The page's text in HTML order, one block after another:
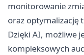
monitorowanie
oraz optymalizację
Dzięki AI, możliwe
kompleksowych